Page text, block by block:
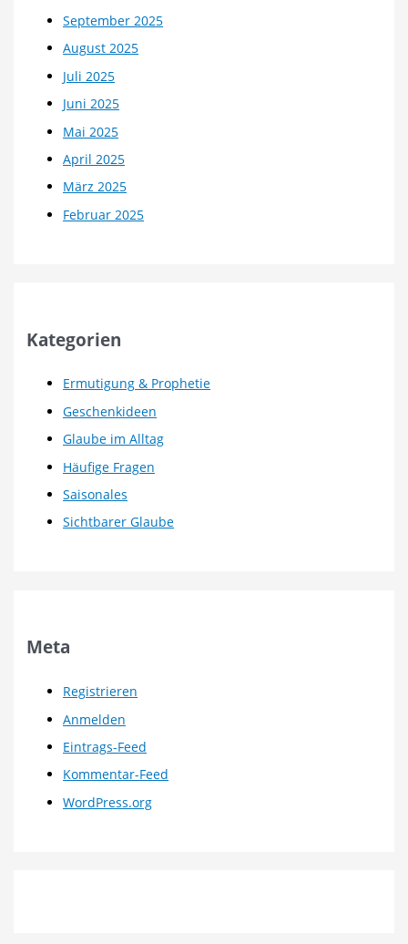
September 2025
August 2025
Juli 2025
Juni 2025
Mai 2025
April 2025
März 2025
Februar 2025
Kategorien
Ermutigung & Prophetie
Geschenkideen
Glaube im Alltag
Häufige Fragen
Saisonales
Sichtbarer Glaube
Meta
Registrieren
Anmelden
Eintrags-Feed
Kommentar-Feed
WordPress.org